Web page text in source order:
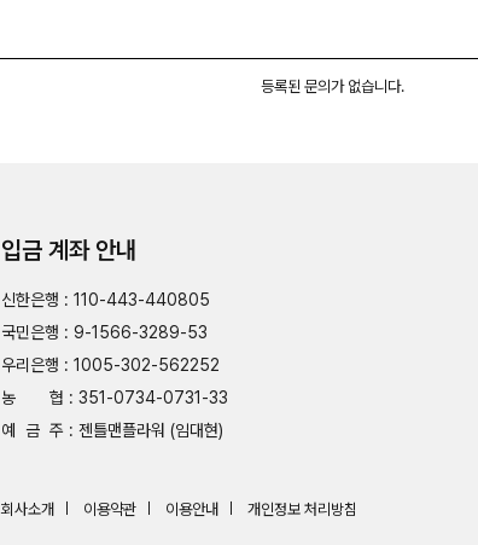
등록된 문의가 없습니다.
입금 계좌 안내
신한은행 : 110-443-440805
국민은행 : 9-1566-3289-53
우리은행 : 1005-302-562252
농 협 : 351-0734-0731-33
예 금 주 : 젠틀맨플라워 (임대현)
회사소개 이용약관 이용안내 개인정보 처리방침